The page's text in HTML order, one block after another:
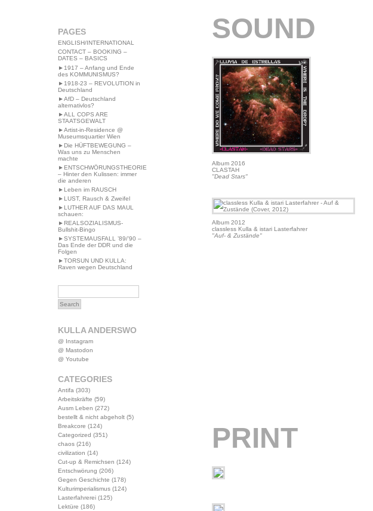
PAGES
ENGLISH/INTERNATIONAL
CONTACT – BOOKING –
DATES – BASICS
►1917 – Anfang und Ende
des KOMMUNISMUS?
►1918-23 – REVOLUTION in
Deutschland
►AfD – Deutschland
alternativlos?
►ALL COPS ARE
STAATSGEWALT
►Artist-in-Residence @
Museumsquartier Wien
►Die HÜFTBEWEGUNG –
Was uns zu Menschen
machte
►ENTSCHWÖRUNGSTHEORIE
– Hinter den Kulissen: immer
die anderen
►Leben im RAUSCH
►LUST, Rausch & Zweifel
►LUTHER AUF DAS MAUL
schauen:
►REALSOZIALISMUS-
Bullshit-Bingo
►SYSTEMAUSFALL ’89/’90 –
Das Ende der DDR und die
Folgen
►TORSUN UND KULLA:
Raven wegen Deutschland
KULLA ANDERSWO
@ Instagram
@ Mastodon
@ Youtube
CATEGORIES
Antifa (303)
Arbeitskräfte (59)
Ausm Leben (272)
bestellt & nicht abgeholt(5)
Breakcore (124)
Categorized (351)
chaos(216)
civilization (14)
Cut-up & Remichsen (124)
Entschwörung (206)
Gegen Geschichte (178)
Kulturimperialismus(124)
Lasterfahrerei(125)
Lektüre (186)
SOUND
Album 2016
CLASTAH
"Dead Stars"
Album 2012
classless Kulla & istari Lasterfahrer
"Auf- & Zustände"
PRINT